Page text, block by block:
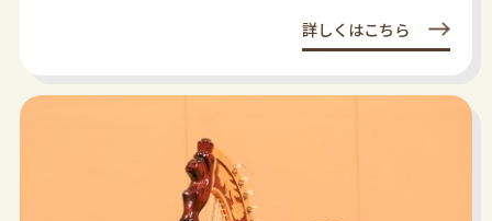
詳しくはこちら